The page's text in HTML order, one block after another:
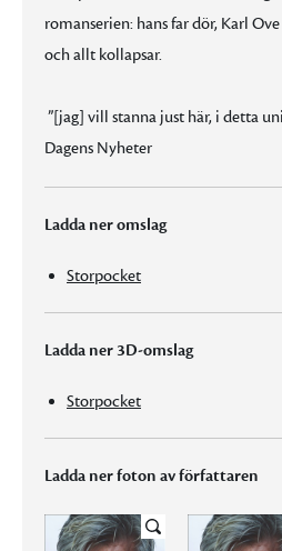
romanserien: hans far dör, Karl
och allt kollapsar.
”[jag] vill stanna just här, i detta
Dagens Nyheter
Ladda ner omslag
Storpocket
Ladda ner 3D-omslag
Storpocket
Ladda ner foton av författaren